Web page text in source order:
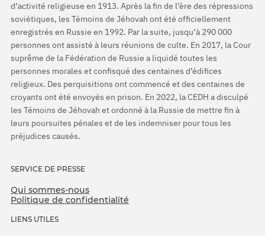
d’activité religieuse en 1913. Après la fin de l’ère des répressions
soviétiques, les Témoins de Jéhovah ont été officiellement
enregistrés en Russie en 1992. Par la suite, jusqu’à 290 000
personnes ont assisté à leurs réunions de culte. En 2017, la Cour
suprême de la Fédération de Russie a liquidé toutes les
personnes morales et confisqué des centaines d’édifices
religieux. Des perquisitions ont commencé et des centaines de
croyants ont été envoyés en prison. En 2022, la CEDH a disculpé
les Témoins de Jéhovah et ordonné à la Russie de mettre fin à
leurs poursuites pénales et de les indemniser pour tous les
préjudices causés.
SERVICE DE PRESSE
Qui sommes-nous
Politique de confidentialité
LIENS UTILES